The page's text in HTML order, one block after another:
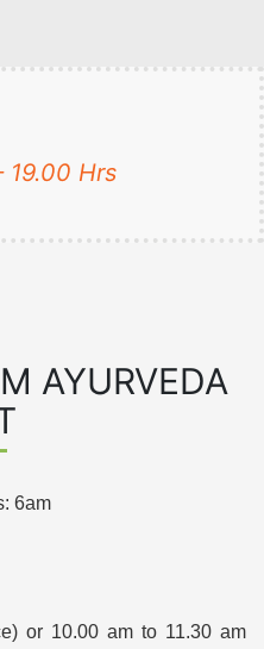
19.00 Hrs
AYURVEDA
6am
or 10.00 am to 11.30 am